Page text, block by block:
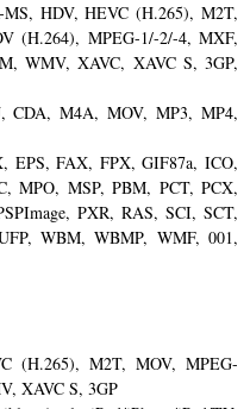
HDV, HEVC (H.265), M2T,
(H.264), MPEG-1/-2/-4, MXF,
WMV, XAVC, XAVC S, 3GP,
M4A, MOV, MP3, MP4,
EPS, FAX, FPX, GIF87a, ICO,
MPO, MSP, PBM, PCT, PCX,
PXR, RAS, SCI, SCT,
WBM, WBMP, WMF, 001,
(H.265), M2T, MOV, MPEG-
XAVC S, 3GP